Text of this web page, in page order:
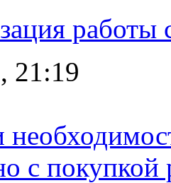
работы
21:19
с покупкой